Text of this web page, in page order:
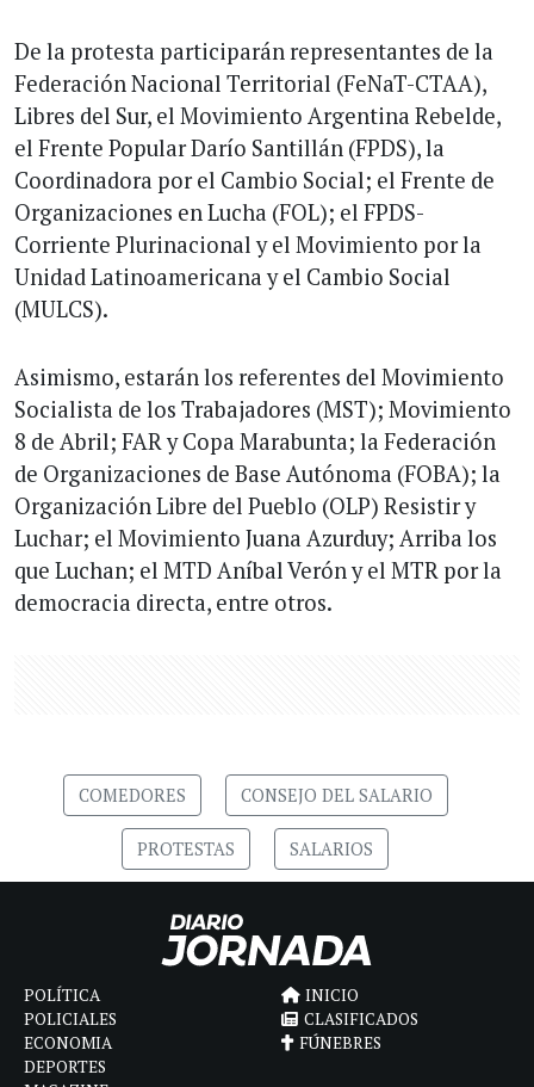
De la protesta participarán representantes de la
Federación Nacional Territorial (FeNaT-CTAA),
Libres del Sur, el Movimiento Argentina Rebelde,
el Frente Popular Darío Santillán (FPDS), la
Coordinadora por el Cambio Social; el Frente de
Organizaciones en Lucha (FOL); el FPDS-
Corriente Plurinacional y el Movimiento por la
Unidad Latinoamericana y el Cambio Social
(MULCS).
Asimismo, estarán los referentes del Movimiento
Socialista de los Trabajadores (MST); Movimiento
8 de Abril; FAR y Copa Marabunta; la Federación
de Organizaciones de Base Autónoma (FOBA); la
Organización Libre del Pueblo (OLP) Resistir y
Luchar; el Movimiento Juana Azurduy; Arriba los
que Luchan; el MTD Aníbal Verón y el MTR por la
democracia directa, entre otros.
COMEDORES CONSEJO DEL SALARIO
PROTESTAS SALARIOS
POLÍTICA
POLICIALES
ECONOMIA
DEPORTES
INICIO
CLASIFICADOS
FÚNEBRES